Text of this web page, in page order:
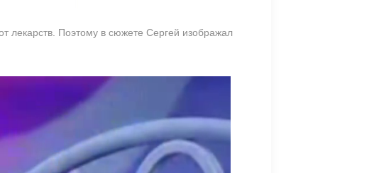
лекарств. Поэтому в сюжете Сергей изображал